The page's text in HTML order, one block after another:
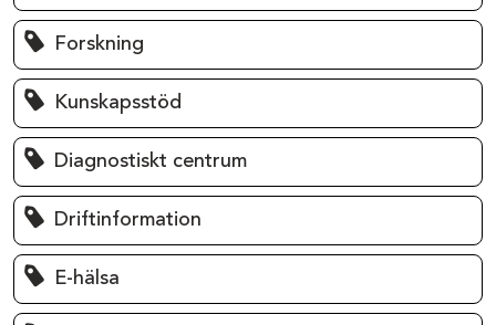
Forskning
Kunskapsstöd
Diagnostiskt centrum
Driftinformation
E-hälsa